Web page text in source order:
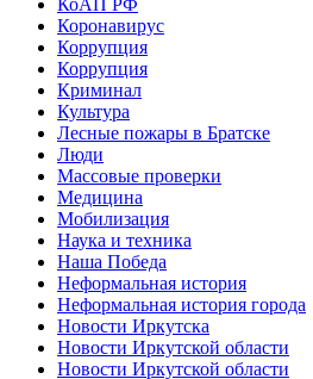
Коронавирус
Коррупция
Коррупция
Криминал
Культура
Лесные пожары в Братске
Люди
Массовые проверки
Медицина
Мобилизация
Наука и техника
Наша Победа
Неформальная история
Неформальная история города
Новости Иркутска
Новости Иркутской области
Новости Иркутской области